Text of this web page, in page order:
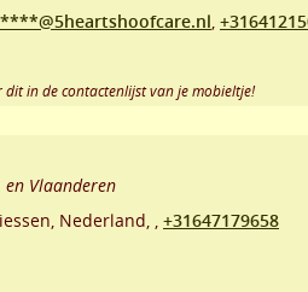
,
dit in de contactenlijst van je mobieltje!
en Vlaanderen
, Nederland, , +31647179658